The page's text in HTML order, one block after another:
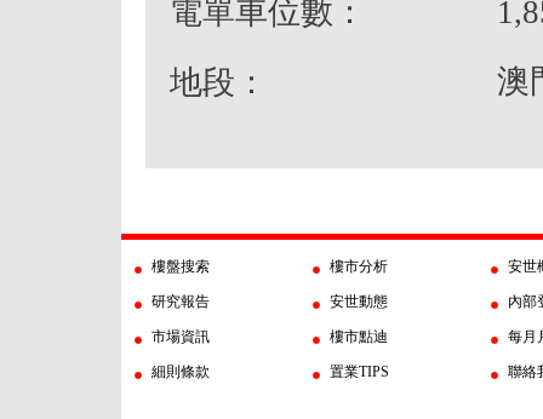
電單車位數：
地段：
澳
樓盤搜索 樓市分析 安世
研究報告 安世動態 內部
市場資訊 樓市點迪 每月
細則條款 置業TIPS 聯絡